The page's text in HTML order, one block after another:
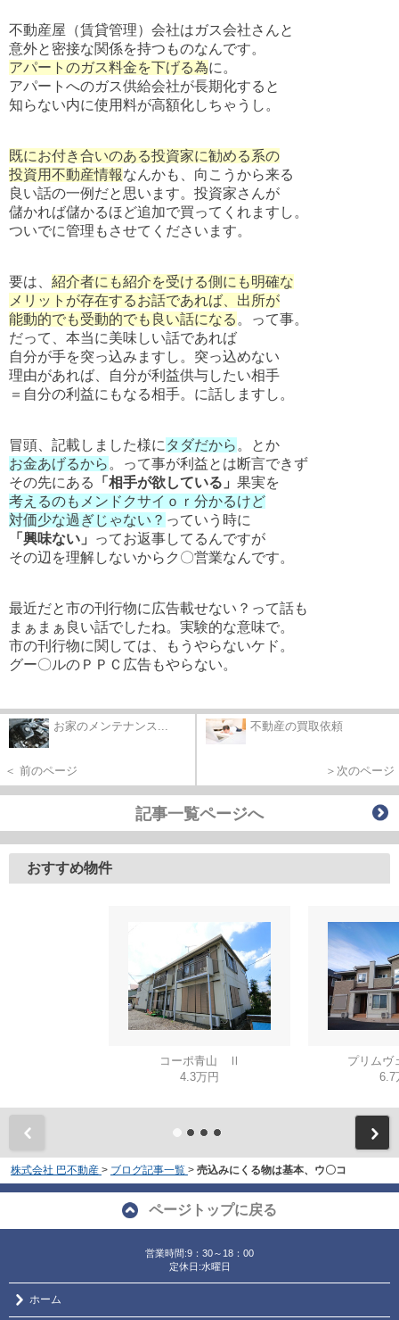
不動産屋（賃貸管理）会社はガス会社さんと
意外と密接な関係を持つものなんです。
アパートのガス料金を下げる為に。
アパートへのガス供給会社が長期化すると
知らない内に使用料が高額化しちゃうし。
既にお付き合いのある投資家に勧める系の
投資用不動産情報なんかも、向こうから来る
良い話の一例だと思います。投資家さんが
儲かれば儲かるほど追加で買ってくれますし。
ついでに管理もさせてくださいます。
要は、 紹介者にも紹介を受ける側にも明確な
メリットが存在するお話であれば、出所が
能動的でも受動的でも良い話になる 。って事。
だって、本当に美味しい話であれば
自分が手を突っ込みますし。突っ込めない
理由があれば、自分が利益供与したい相手
＝自分の利益にもなる相手。に話しますし。
冒頭、記載しました様に タダだから 。とか
お金あげるから 。って事が利益とは断言できず
その先にある
「相手が欲している」 果実を
考えるのもメンドクサイｏｒ分かるけど
対価少な過ぎじゃない？ っていう時に
「興味ない」
ってお返事してるんですが
その辺を理解しないからク〇営業なんです。
最近だと市の刊行物に広告載せない？って話も
まぁまぁ良い話でしたね。実験的な意味で。
市の刊行物に関しては、もうやらないケド。
グー〇ルのＰＰＣ広告もやらない。
お家のメンテナンス...
＜ 前のページ
不動産の買取依頼
＞次のページ
記事一覧ページへ
おすすめ物件
コーポ青山 Ⅱ
4.3万円
プリム
6.7
株式会社 巴不動産 > ブログ記事一覧 > 売込みにくる物は基本、ウ〇コ
ページトップに戻る
営業時間:9：30～18：00
定休日:水曜日
ホーム